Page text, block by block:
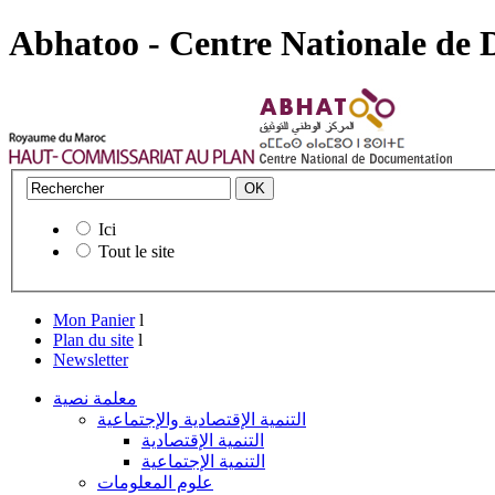
Abhatoo - Centre Nationale de
Ici
Tout le site
Mon Panier l
Plan du site l
Newsletter
معلمة نصية
التنمية الإقتصادية والإجتماعية
التنمية الإقتصادية
التنمية الإجتماعية
علوم المعلومات